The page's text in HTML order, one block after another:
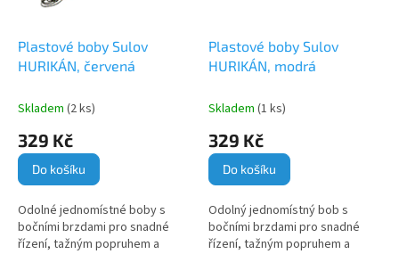
Plastové boby Sulov
HURIKÁN, červená
Skladem (2 ks)
329 Kč
Do košíku
Odolné jednomístné boby s
bočními brzdami pro snadné
řízení, tažným popruhem a
Plastové boby Sulov
HURIKÁN, modrá
Skladem (1 ks)
329 Kč
Do košíku
Odolný jednomístný bob s
bočními brzdami pro snadné
řízení, tažným popruhem a